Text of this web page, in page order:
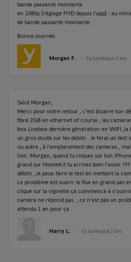
bande passante montante
en 1080p (réglage FHD depuis l'app) : au
de bande passante montante
Bonne journée.
Morgan F. il y a presque 2 ans
Salut Morgan,
Merci pour votre retour , c'est bizarre ton
fibré 2GB en ethernet of course , les
box Livebox dernière génération en WIFI ,la
un gros doute sur les debits . Je ferai un test
ou autre , à l'emplacement des cameras ,
loin. Morgan, quand tu cliques sur ton
grand sur HomeKit tu arrives bien l'avoir
débits , je peux faire le test en mettant la
Le problème est ouvrir le flux en grand pas
clique sur la vignette ça commence à
camera ne répond pas. , ce n'est pas un
attendu 1 an pour ça .
Harry L. il y a presque 2 ans